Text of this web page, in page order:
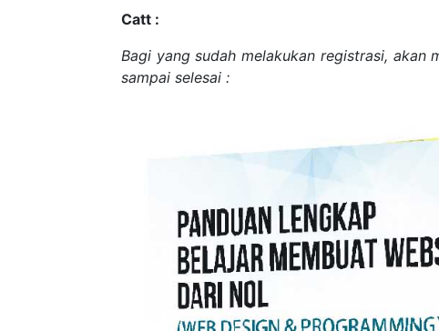
Catt :
Bagi yang sudah melakukan registrasi,
sampai selesai :